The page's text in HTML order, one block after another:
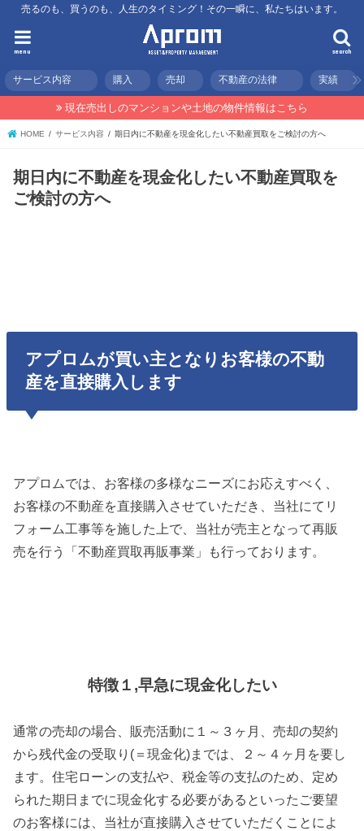
売るのも、買うのも、人生のタイミング！その一瞬に、私たちはいます。
search
menu
サービス内容 購入 売却 不動産の法律 実績
現在売出しのマンションや土地の物件情報はこちら
HOME サービス内容 期日内に不動産を現金化したい不動産買取をご検討の方へ
期日内に不動産を現金化したい不動産買取を
ご検討の方へ
アプロムが買い主となりお客様の不動
産を直接購入します
アプロムでは、お客様の多様なニーズにお応えすべく、
お客様の不動産を直接購入させていただき、当社にてリ
フォーム工事等を施した上で、当社が売主となって再販
売を行う「不動産買取再販事業」も行っております。
特徴１,早急に現金化したい
通常の売却の場合、販売活動に１～３ヶ月、売却の契約
から残代金の受取り(＝現金化)までは、２～４ヶ月を要し
ます。住宅ローンの支払や、税金等の支払のため、定め
られた期日までに現金化する必要があるといったご要望
のお客様には、当社が直接購入させていただくことによ